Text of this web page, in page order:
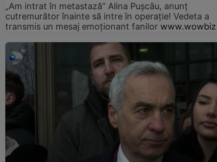
„Am intrat în metastază” Alina Pușcău, anunț
cutremurător înainte să intre în operație! Vedeta a
transmis un mesaj emoționant fanilor